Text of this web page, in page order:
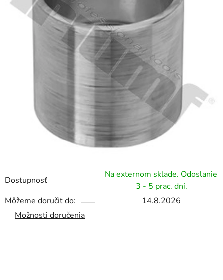
Dostupnosť
Na externom sklade. Odoslanie
3 - 5 prac. dní.
Môžeme doručiť do:
14.8.2026
Možnosti doručenia